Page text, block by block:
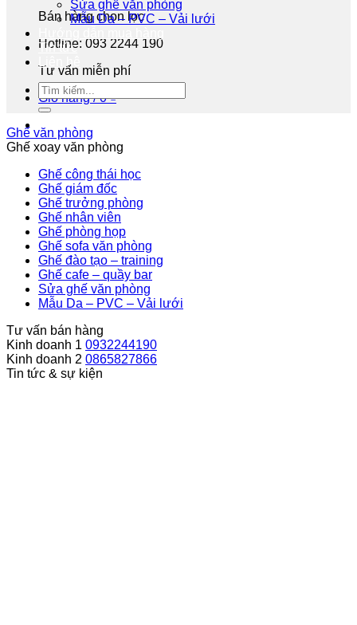
Bán hàng chọn lọc
Hotline: 093 2244 190
Tư vấn miễn phí
Giỏ hàng /0₫
Sửa ghế văn phòng
Mẫu Da – PVC – Vải lưới
Tin tức
Liên hệ
Ghế văn phòng
Ghế xoay văn phòng
Ghế công thái học
Ghế giám đốc
Ghế trưởng phòng
Ghế nhân viên
Ghế phòng họp
Ghế sofa văn phòng
Ghế đào tạo – training
Ghế cafe – quầy bar
Sửa ghế văn phòng
Mẫu Da – PVC – Vải lưới
Tư vấn bán hàng
Kinh doanh 1 0932244190
Kinh doanh 2 0865827866
Tin tức & sự kiện